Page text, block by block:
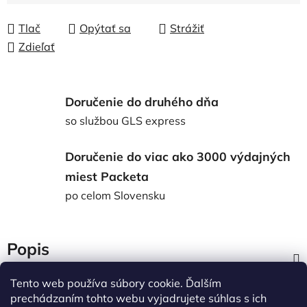
Tento web používa súbory cookie. Ďalším
prechádzaním tohto webu vyjadrujete súhlas s ich
Tlač Opýtať sa
Strážiť
Zdieľať
Doručenie do druhého dňa
so službou GLS express
Doručenie do viac ako 3000 výdajných
miest Packeta
po celom Slovensku
Popis
Diskusia